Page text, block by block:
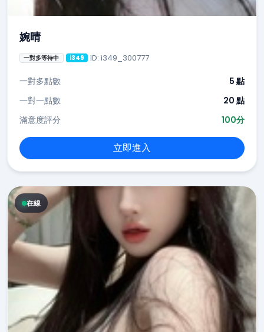
婉晴
一對多等待中 i349 ID: i349_300777
一對多點數
5 點
一對一點數
20 點
滿意度評分
100分
立即進入
在線